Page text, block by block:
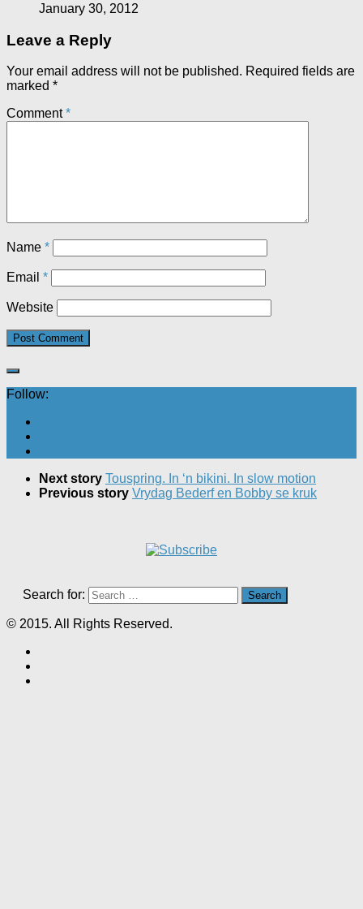
January 30, 2012
Leave a Reply
Your email address will not be published. Required fields are
marked *
Comment*
Name *
Email *
Website
Follow:
Next story Touspring. In ‘n bikini. In slow motion
Previous story Vrydag Bederf en Bobby se kruk
Search for:
© 2015. All Rights Reserved.